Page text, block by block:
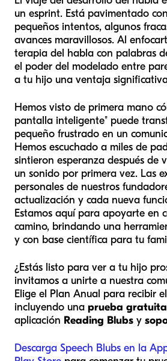
un esprint. Está pavimentado
pequeños intentos, algunos
avances maravillosos. Al
terapia del habla con palabras
el poder del modelado entre
a tu hijo una ventaja
Hemos visto de primera mano
pantalla inteligente" puede
pequeño frustrado en un
Hemos escuchado a miles de
sintieron esperanza después de
un sonido por primera vez. Las
personales de nuestros
actualización y cada nueva
Estamos aquí para apoyarte en
camino, brindando una
y con base científica para tu
¿Estás listo para ver a tu hijo
invitamos a unirte a nuestra
Elige el Plan Anual para recibir
incluyendo una prueba
aplicación Reading Blubs y
Descarga Speech Blubs en la